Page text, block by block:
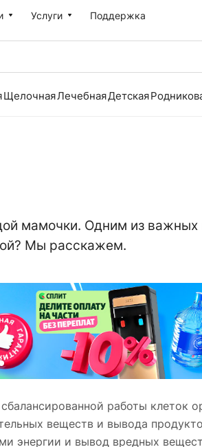
Услуги Поддержка
ЩелочнаяЛечебнаяДетская
мамочки. Одним из
Мы расскажем.
работы клеток
веществ и вывода
энергии и вывод вредных